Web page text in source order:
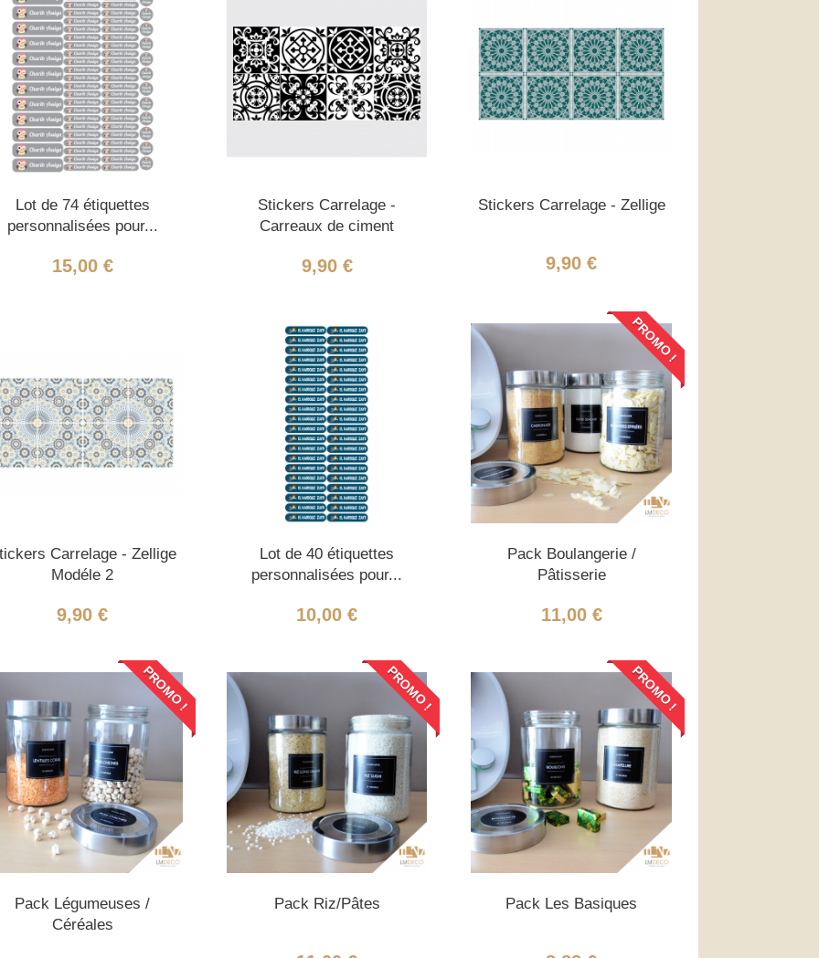
Lot de 74 étiquettes
personnalisées pour...
15,00 €
Stickers Carrelage -
Carreaux de ciment
9,90 €
Stickers Carrelage - Zellige
9,90 €
Carrelage - Zellige
Modéle 2
9,90 €
Lot de 40 étiquettes
personnalisées pour...
10,00 €
PROMO !
Pack Boulangerie /
Pâtisserie
11,00 €
PROMO !
Pack Légumeuses /
Céréales
PROMO !
Pack Riz/Pâtes
PROMO !
Pack Les Basiques